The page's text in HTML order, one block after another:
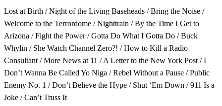
Lost at Birth / Night of the Living Baseheads / Bring the Noise /
Welcome to the Terrordome / Nighttrain / By the Time I Get to
Arizona / Fight the Power / Gotta Do What I Gotta Do / Buck
Whylin / She Watch Channel Zero?! / How to Kill a Radio
Consultant / More News at 11 / A Letter to the New York Post / I
Don’t Wanna Be Called Yo Niga / Rebel Without a Pause / Public
Enemy No. 1 / Don’t Believe the Hype / Shut ‘Em Down / 911 Is a
Joke / Can’t Truss It